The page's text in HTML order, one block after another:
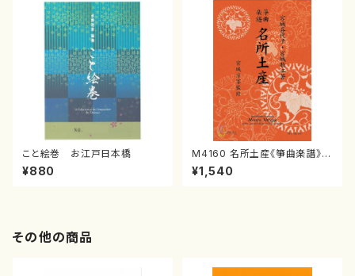
こと絵巻 お江戸日本橋
¥880
M4160 名所土産《箏曲楽譜》
（箏/宮城喜代子・宮城数江著・
宮城宗家監修/箏曲古典楽譜）
¥1,540
その他の商品